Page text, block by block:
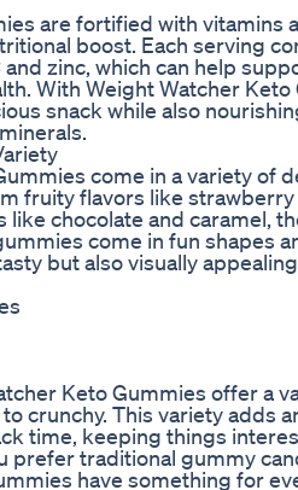
are fortified with vitamins
boost. Each serving
zinc, which can help
With Weight Watcher Keto
snack while also
come in a variety of
fruity flavors like
chocolate and caramel,
come in fun shapes
but also visually
Keto Gummies offer a
crunchy. This variety adds
time, keeping things
prefer traditional gummy
have something for